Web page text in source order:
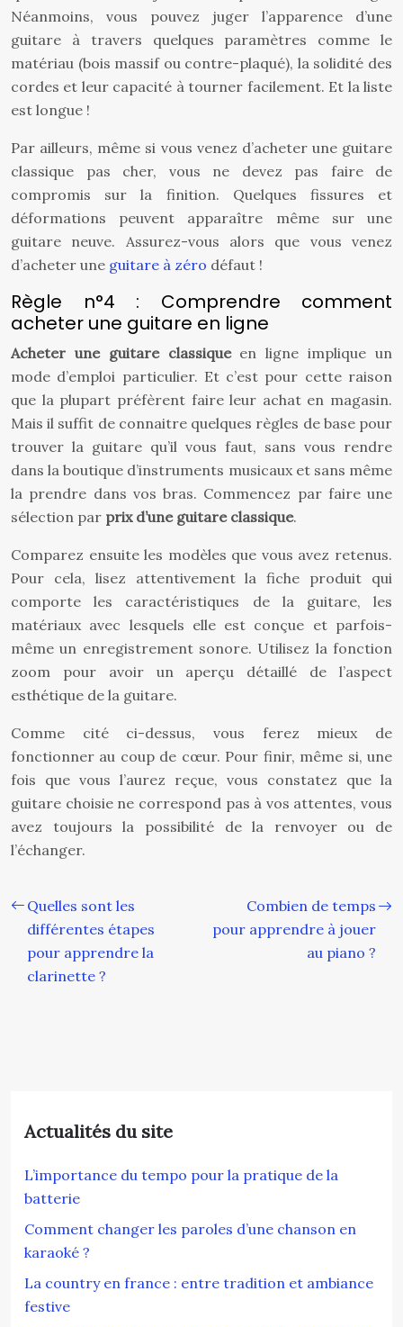
Néanmoins, vous pouvez juger l’apparence d’une
guitare à travers quelques paramètres comme le
matériau (bois massif ou contre-plaqué), la solidité des
cordes et leur capacité à tourner facilement. Et la liste
est longue !
Par ailleurs, même si vous venez d’acheter une guitare
classique pas cher, vous ne devez pas faire de
compromis sur la finition. Quelques fissures et
déformations peuvent apparaître même sur une
guitare neuve. Assurez-vous alors que vous venez
d’acheter une guitare à zéro défaut !
Règle n°4 : Comprendre comment
acheter une guitare en ligne
Acheter une guitare classiqueen ligne implique un
mode d’emploi particulier. Et c’est pour cette raison
que la plupart préfèrent faire leur achat en magasin.
Mais il suffit de connaitre quelques règles de base pour
trouver la guitare qu’il vous faut, sans vous rendre
dans la boutique d’instruments musicaux et sans même
la prendre dans vos bras. Commencez par faire une
sélection par prix d’une guitare classique.
Comparez ensuite les modèles que vous avez retenus.
Pour cela, lisez attentivement la fiche produit qui
comporte les caractéristiques de la guitare, les
matériaux avec lesquels elle est conçue et parfois-
même un enregistrement sonore. Utilisez la fonction
zoom pour avoir un aperçu détaillé de l’aspect
esthétique de la guitare.
Comme cité ci-dessus, vous ferez mieux de
fonctionner au coup de cœur. Pour finir, même si, une
fois que vous l’aurez reçue, vous constatez que la
guitare choisie ne correspond pas à vos attentes, vous
avez toujours la possibilité de la renvoyer ou de
l’échanger.
Quelles sont les
différentes étapes
pour apprendre la
clarinette ?
Combien de temps
pour apprendre à jouer
au piano ?
Actualités du site
L’importance du tempo pour la pratique de la
batterie
Comment changer les paroles d’une chanson en
karaoké ?
La country en france : entre tradition et ambiance
festive